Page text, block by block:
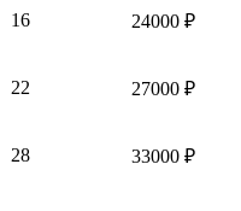
16 24000 ₽
22 27000 ₽
28 33000 ₽